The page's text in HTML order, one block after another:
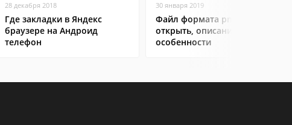
28 декабря 2018
Где закладки в Яндекс
браузере на Андроид
телефон
30 января 2019
Файл формата png: чем
открыть, описание,
особенности